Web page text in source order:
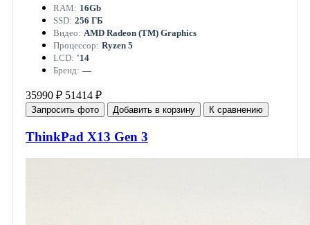
RAM: 16Gb
SSD: 256 ГБ
Видео: AMD Radeon (TM) Graphics
Процессор: Ryzen 5
LCD: '14
Бренд: —
35990 ₽ 51414 ₽
Запросить фото Добавить в корзину К сравнению
ThinkPad X13 Gen 3